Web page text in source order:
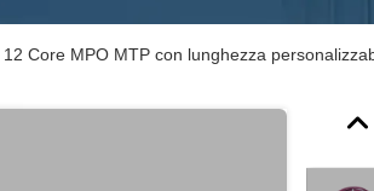
Core MPO MTP con lunghezza